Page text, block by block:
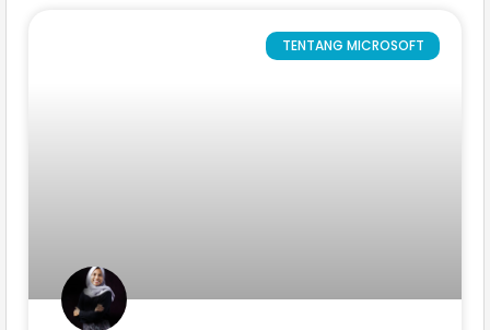
TENTANG MICROSOFT